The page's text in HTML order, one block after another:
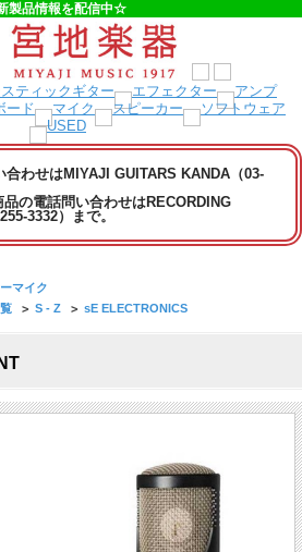
製品情報を配信中☆
合わせはMIYAJI GUITARS KANDA（03-
の電話問い合わせはRECORDING
3332）まで。
マイク
> S - Z > sE ELECTRONICS